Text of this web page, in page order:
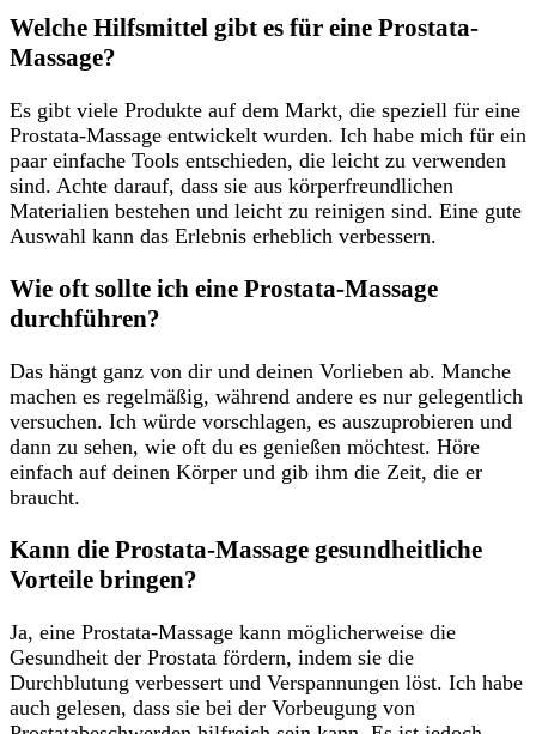
Welche Hilfsmittel gibt es für eine​ Prostata-
Massage?
Es‌ gibt viele Produkte auf ‍dem ⁣Markt, die speziell für⁢ eine
Prostata-Massage entwickelt wurden. Ich habe mich‍ für‍ ein
paar einfache Tools entschieden,⁣ die leicht zu verwenden
sind. Achte darauf,‌ dass sie aus körperfreundlichen‌
Materialien bestehen und leicht⁤ zu reinigen sind. Eine gute
Auswahl kann das Erlebnis erheblich verbessern.
Wie oft sollte ich eine Prostata-Massage
durchführen?
Das‍ hängt ganz von dir und ‍deinen Vorlieben ⁤ab. ‍Manche
machen es regelmäßig, während andere es nur gelegentlich
versuchen. Ich würde‌ vorschlagen, es auszuprobieren und
dann ​zu sehen, wie⁣ oft du‌ es genießen möchtest. Höre
einfach ‍auf deinen Körper und ⁣gib ihm die Zeit, die er
braucht.
Kann die Prostata-Massage gesundheitliche
Vorteile bringen?
Ja, eine Prostata-Massage kann möglicherweise ⁣die
Gesundheit der⁤ Prostata fördern, indem ‌sie die
Durchblutung verbessert und Verspannungen löst. Ich habe⁢
auch gelesen, dass sie bei der Vorbeugung von